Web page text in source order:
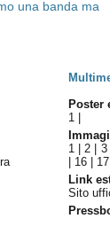
una banda ma
Poster
1
1 |2 3|
16 17
Link
Sito